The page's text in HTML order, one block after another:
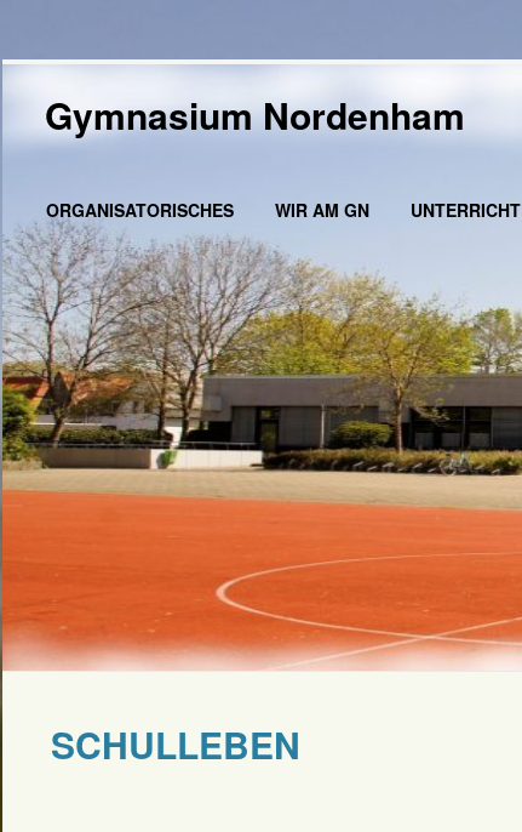
Zum
springen
Gymnasium Nordenham
ORGANISATORISCHES WIR AM GN UNTERRICHT
SCHULLEBEN